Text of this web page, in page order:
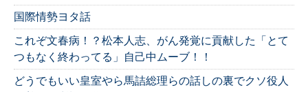
国際情勢ヨタ話
これぞ文春病！？松本人志、がん発覚に貢献した「とて
つもなく終わってる」自己中ムーブ！！
どうでもいい皇室やら馬詰総理らの話しの裏でクソ役人